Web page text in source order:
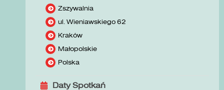
Zszywalnia
ul. Wieniawskiego 62
Kraków
Małopolskie
Polska
Daty Spotkań